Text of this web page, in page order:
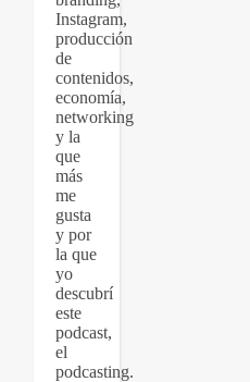
Instagram,
producción
de
contenidos,
economía,
networking
y la
que
más
me
gusta
y por
la que
yo
descubrí
este
podcast,
el
podcasting.